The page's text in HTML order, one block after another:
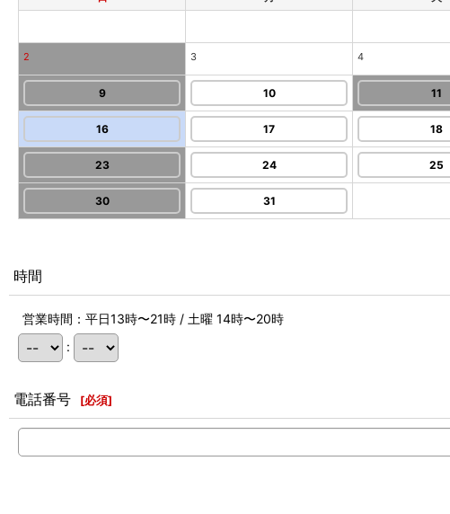
2 3 4
9 10 11
16 17 18
23 24 25
30 31
時間
営業時間：平日13時〜21時 / 土曜 14時〜20時
:
電話番号 [必須]